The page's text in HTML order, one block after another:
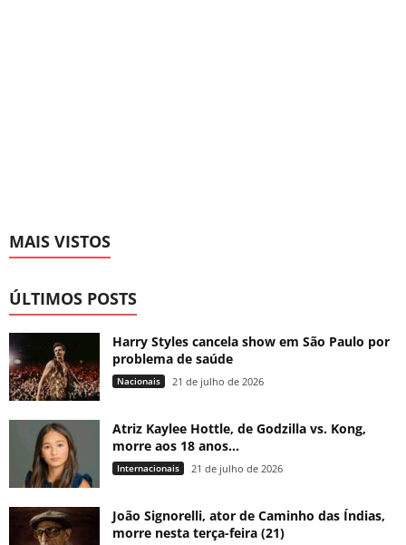
MAIS VISTOS
ÚLTIMOS POSTS
Harry Styles cancela show em São Paulo por
problema de saúde
Nacionais 21 de julho de 2026
Atriz Kaylee Hottle, de Godzilla vs. Kong,
morre aos 18 anos...
Internacionais 21 de julho de 2026
João Signorelli, ator de Caminho das Índias,
morre nesta terça-feira (21)